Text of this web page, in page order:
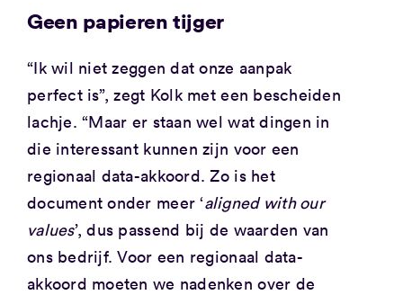
Geen papieren tijger
“Ik wil niet zeggen dat onze aanpak
perfect is”, zegt Kolk met een bescheiden
lachje. “Maar er staan wel wat dingen in
die interessant kunnen zijn voor een
regionaal data-akkoord. Zo is het
document onder meer ‘aligned with our
values’, dus passend bij de waarden van
ons bedrijf. Voor een regionaal data-
akkoord moeten we nadenken over de